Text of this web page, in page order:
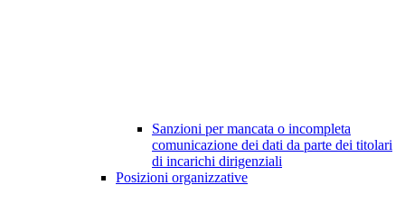
Sanzioni per mancata o incompleta
comunicazione dei dati da parte dei titolari
di incarichi dirigenziali
Posizioni organizzative